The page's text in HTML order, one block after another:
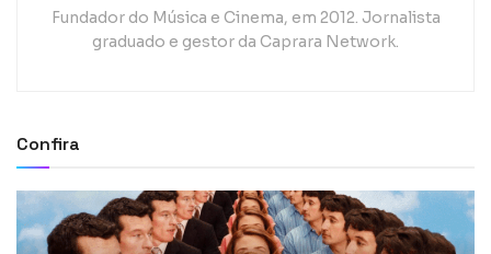
Fundador do Música e Cinema, em 2012. Jornalista
graduado e gestor da Caprara Network.
Confira